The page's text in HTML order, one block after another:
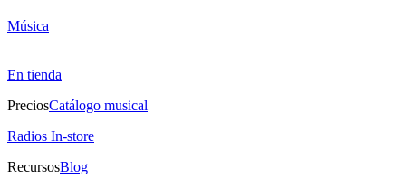
Música
En tienda
PreciosCatálogo musical
Radios In-store
RecursosBlog